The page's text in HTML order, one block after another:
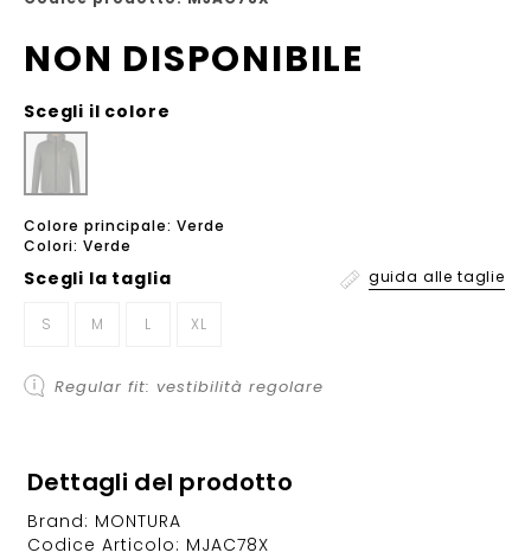
NON DISPONIBILE
Scegli il colore
Colore principale: Verde
Colori: Verde
Scegli la taglia guida alle taglie
S M L XL
Regular fit: vestibilità regolare
Dettagli del prodotto
Brand: MONTURA
Codice Articolo: MJAC78X